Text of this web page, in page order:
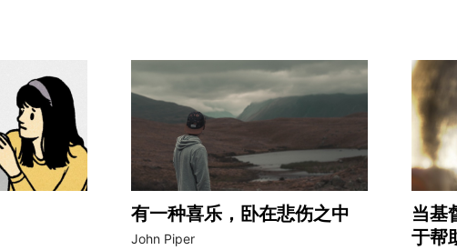
有一种喜乐，卧在悲伤之中
John Piper
当基
于帮